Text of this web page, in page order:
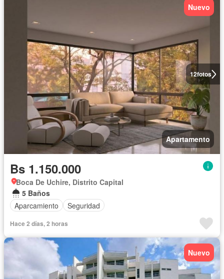
12fotos
Nuevo
Apartamento
Bs 1.150.000
Boca De Uchire, Distrito Capital
5 Baños
Aparcamiento
Seguridad
Hace 2 días, 2 horas
Nuevo